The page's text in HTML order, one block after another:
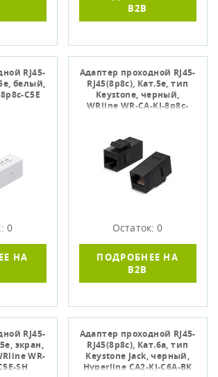
B2B
RJ45-
белый,
C5E
0
НА
Адаптер проходной RJ45-
RJ45(8p8c), Кат.5е, тип
Keystone, черный,
WRline WR-CA-KJ-8p8c-
Остаток: 0
ПОДРОБНЕЕ НА
B2B
RJ45-
экран,
WR-
SH
Адаптер проходной RJ45-
RJ45(8p8c), Кат.6а, тип
Keystone Jack, черный,
Hyperline CA2-KJ-C6A-BK